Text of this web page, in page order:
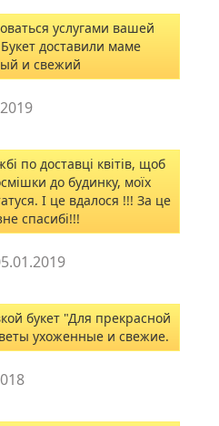
услугами вашей
доставили маме
и свежий
по доставці квітів, щоб
до будинку, моїх
І це вдалося !!! За це
спасибі!!!
букет "Для прекрасной
ухоженные и свежие.